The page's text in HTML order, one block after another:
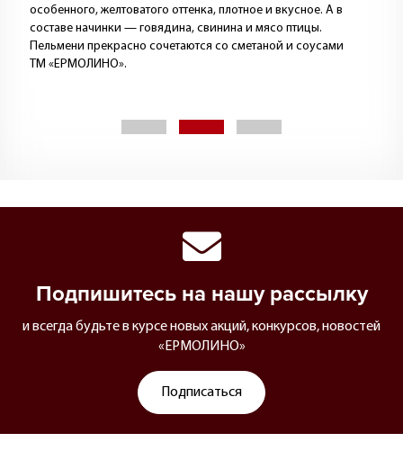
особенного, желтоватого оттенка, плотное и вкусное. А в
составе начинки — говядина, свинина и мясо птицы.
Пельмени прекрасно сочетаются со сметаной и соусами
ТМ «ЕРМОЛИНО».
Подпишитесь на нашу рассылку
и всегда будьте в курсе новых акций, конкурсов, новостей
«ЕРМОЛИНО»
Подписаться